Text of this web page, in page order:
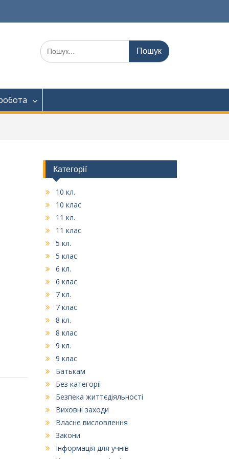
Шукати:
Категорії
10 кл.
10 клас
11 кл.
11 клас
5 кл.
5 клас
6 кл.
6 клас
7 кл.
7 клас
8 кл.
8 клас
9 кл.
9 клас
Батькам
Без категорії
Безпека життєдіяльності
Виховні заходи
Власне висловлення
Закони
Інформація для учнів